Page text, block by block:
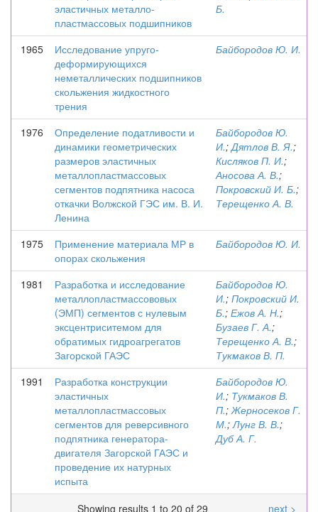
эластичных металло-
пластмассовых подшипников
Б.
1965
Исследование упруго-
деформирующихся
неметаллических подшипников
скольжения жидкостного
трения
Байбородов Ю. И.
1976
Определение податливости и
динамики геометрических
размеров эластичных
металлопластмассовых
сегментов подпятника насоса
откачки Волжской ГЭС им. В. И.
Ленина
Байбородов Ю.
И.;Дятлов В. Я.;
Кисляков П. И.;
Аносова А. В.;
Покровский И. Б.;
Терещенко А. В.
1975
Применение материала МР в
опорах скольжения
Байбородов Ю. И.
1981
Разработка и исследование
металлопластмассововых
(ЭМП) сегментов с нулевым
эксцентриситемом для
обратимых гидроагрегатов
Загорской ГАЭС
Байбородов Ю.
И.; Покровский И.
Б.; Ежов А. Н.;
Бузаев Г. А.;
Терещенко А. В.;
Тукмаков В. П.
1991
Разработка конструкции
эластичных
металлопластмассовых
сегментов для реверсивного
подпятника генератора-
двигателя Загорской ГАЭС и
проведение их натурных
испыта
Байбородов Ю.
И.; Тукмаков В.
П.;Жерносеков Г.
М.;Лунг В. В.;
Дуб А. Г.
Showing results 1 to 20 of 29 next >